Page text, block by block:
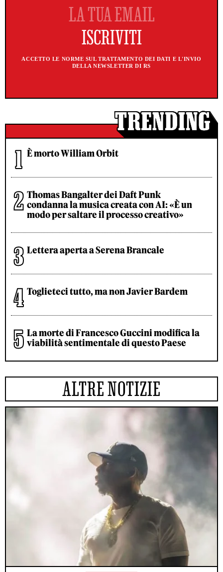
ACCETTO LE NORME SUL TRATTAMENTO DEI DATI E L'INVIO
DELLA NEWSLETTER DI RS
È morto William Orbit
Thomas Bangalter dei Daft Punk
condanna la musica creata con AI: «È un
modo per saltare il processo creativo»
Lettera aperta a Serena Brancale
Toglieteci tutto, ma non Javier Bardem
La morte di Francesco Guccini modifica la
viabilità sentimentale di questo Paese
ALTRE NOTIZIE